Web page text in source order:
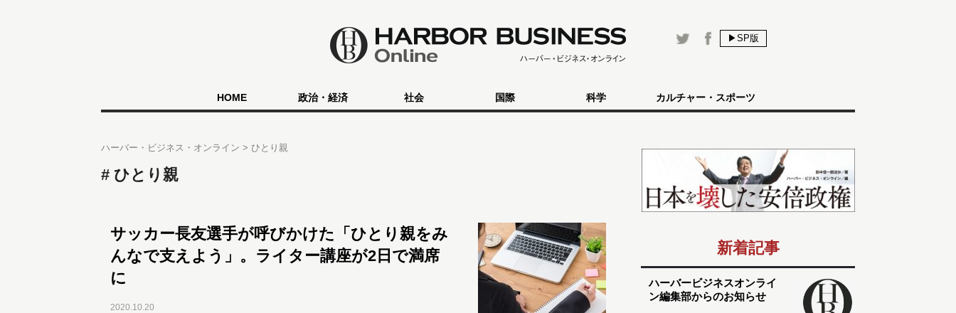
▶SP版
HOME 政治・経済 社会 国際 科学 カルチャー・スポーツ
ハーバー・ビジネス・オンライン ひとり親
ひとり親
サッカー長友選手が呼びかけた「ひとり親をみ
んなで支えよう」。ライター講座が2日で満席
に
2020.10.20
新着記事
ハーバービジネスオンライ
ン編集部からのお知らせ